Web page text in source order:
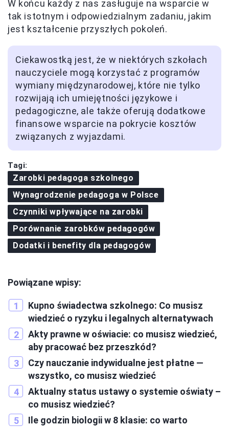
W końcu każdy z nas zasługuje na wsparcie w
tak istotnym i odpowiedzialnym zadaniu, jakim
jest kształcenie przyszłych pokoleń.
Ciekawostką jest, że w niektórych szkołach
nauczyciele mogą korzystać z programów
wymiany międzynarodowej, które nie tylko
rozwijają ich umiejętności językowe i
pedagogiczne, ale także oferują dodatkowe
finansowe wsparcie na pokrycie kosztów
związanych z wyjazdami.
Tagi:
Zarobki pedagoga szkolnego
Wynagrodzenie pedagoga w Polsce
Czynniki wpływające na zarobki
Porównanie zarobków pedagogów
Dodatki i benefity dla pedagogów
Powiązane wpisy:
Kupno świadectwa szkolnego: Co musisz
wiedzieć o ryzyku i legalnych alternatywach
Akty prawne w oświacie: co musisz wiedzieć,
aby pracować bez przeszkód?
Czy nauczanie indywidualne jest płatne —
wszystko, co musisz wiedzieć
Aktualny status ustawy o systemie oświaty –
co musisz wiedzieć?
Ile godzin biologii w 8 klasie: co warto